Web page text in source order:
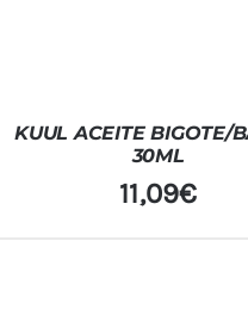
KUUL ACEITE BIGOTE/
30ML
11,09€